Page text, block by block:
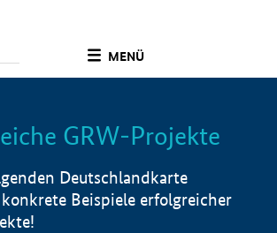
MENÜ
Info
GRW-Projekte
Deutschlandkarte
Beispiele erfolgreicher